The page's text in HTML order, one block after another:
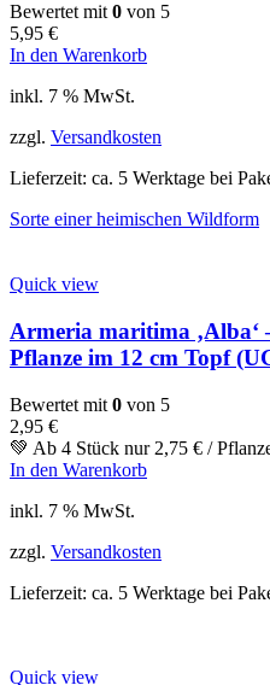
Bewertet mit 0 von 5
5,95 €
In den Warenkorb
inkl. 7 % MwSt.
zzgl. Versandkosten
Lieferzeit: ca. 5 Werktage bei
Sorte einer heimischen Wildform
Quick view
Armeria maritima ‚Alba‘
Pflanze im 12 cm Topf
Bewertet mit 0 von 5
2,95 €
💚 Ab 4 Stück nur 2,75 € /
In den Warenkorb
inkl. 7 % MwSt.
zzgl. Versandkosten
Lieferzeit: ca. 5 Werktage bei
Quick view